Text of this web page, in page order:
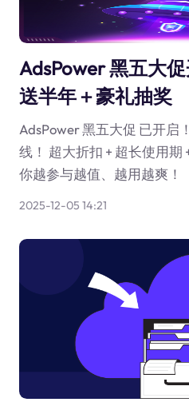
AdsPower 黑五大
送半年＋豪礼抽奖
AdsPower 黑五大促 已开启
线！ 超大折扣 + 超长使用期
你越参与越值、越用越爽！
2025-12-05 14:21